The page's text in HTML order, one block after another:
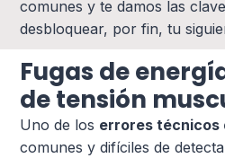
comunes y te damos las
desbloquear, por fin, tu
Fugas de
de tensión
Uno de los errores técnicos
comunes y difíciles de